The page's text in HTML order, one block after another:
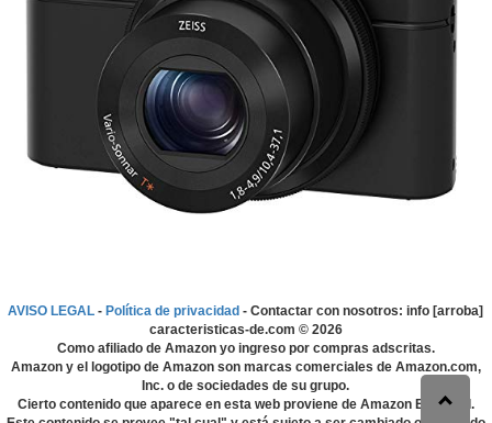
AVISO LEGAL - Política de privacidad - Contactar con nosotros: info [arroba]
caracteristicas-de.com © 2026
Como afiliado de Amazon yo ingreso por compras adscritas.
Amazon y el logotipo de Amazon son marcas comerciales de Amazon.com,
Inc. o de sociedades de su grupo.
Cierto contenido que aparece en esta web proviene de Amazon EU S.à r.l.